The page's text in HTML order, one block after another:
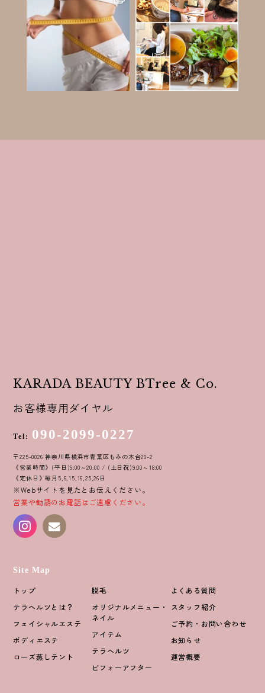
KARADA BEAUTY BTree & Co.
お客様専用ダイヤル
Tel: 090-2099-0227
〒225-0026 神奈川県横浜市青葉区もみの木台20-2
《営業時間》(平日)9:00～20:00 / (土日祝)9:00～18:00
《定休日》毎月5,6,15,16,25,26日
※Webサイトを見たとお伝えください。
営業や勧誘のお電話はご遠慮ください。
Site Map
トップ
テラヘルツとは？
フェイシャルエステ
ボディエステ
ローズ蒸しテント
脱毛
オリジナルメニュー・
ネイル
アイテム
テラヘルツ
ビフォーアフター
よくある質問
スタッフ紹介
ご予約・お問い合わせ
お知らせ
運営概要